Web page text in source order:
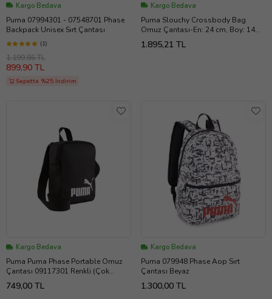
Kargo Bedava
Puma 07994301 - 07548701 Phase
Backpack Unisex Sırt Çantası
(1)
1.199,86 TL
899,90 TL
Sepette %25 İndirim
Kargo Bedava
Puma Slouchy Crossbody Bag
Omuz Çantası-En: 24 cm, Boy: 14
cm, Derinlik: 8 cm 09184604 Siyah
1.895,21 TL
Kargo Bedava
Puma Puma Phase Portable Omuz
Çantası 09117301 Renkli (Çok
Renkli)
749,00 TL
Kargo Bedava
Puma 079948 Phase Aop Sırt
Çantası Beyaz
1.300,00 TL